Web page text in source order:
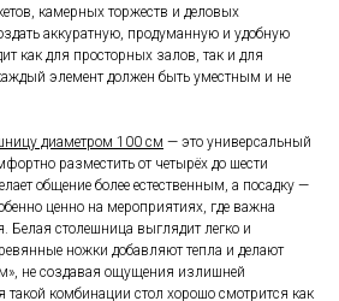
камерных торжеств и деловых
аккуратную, продуманную и удобную
как для просторных залов, так и для
элемент должен быть уместным и не
диаметром 100 см — это универсальный
разместить от четырёх до шести
общение более естественным, а посадку —
ценно на мероприятиях, где важна
столешница выглядит легко и
ножки добавляют тепла и делают
не создавая ощущения излишней
такой комбинации стол хорошо смотрится как